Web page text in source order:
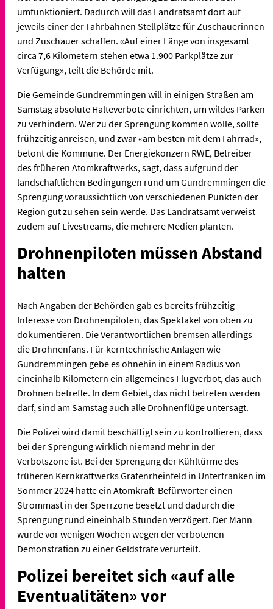
umfunktioniert. Dadurch will das Landratsamt dort auf
jeweils einer der Fahrbahnen Stellplätze für Zuschauerinnen
und Zuschauer schaffen. «Auf einer Länge von insgesamt
circa 7,6 Kilometern stehen etwa 1.900 Parkplätze zur
Verfügung», teilt die Behörde mit.
Die Gemeinde Gundremmingen will in einigen Straßen am
Samstag absolute Halteverbote einrichten, um wildes Parken
zu verhindern. Wer zu der Sprengung kommen wolle, sollte
frühzeitig anreisen, und zwar «am besten mit dem Fahrrad»,
betont die Kommune. Der Energiekonzern RWE, Betreiber
des früheren Atomkraftwerks, sagt, dass aufgrund der
landschaftlichen Bedingungen rund um Gundremmingen die
Sprengung voraussichtlich von verschiedenen Punkten der
Region gut zu sehen sein werde. Das Landratsamt verweist
zudem auf Livestreams, die mehrere Medien planten.
Drohnenpiloten müssen Abstand
halten
Nach Angaben der Behörden gab es bereits frühzeitig
Interesse von Drohnenpiloten, das Spektakel von oben zu
dokumentieren. Die Verantwortlichen bremsen allerdings
die Drohnenfans. Für kerntechnische Anlagen wie
Gundremmingen gebe es ohnehin in einem Radius von
eineinhalb Kilometern ein allgemeines Flugverbot, das auch
Drohnen betreffe. In dem Gebiet, das nicht betreten werden
darf, sind am Samstag auch alle Drohnenflüge untersagt.
Die Polizei wird damit beschäftigt sein zu kontrollieren, dass
bei der Sprengung wirklich niemand mehr in der
Verbotszone ist. Bei der Sprengung der Kühltürme des
früheren Kernkraftwerks Grafenrheinfeld in Unterfranken im
Sommer 2024 hatte ein Atomkraft-Befürworter einen
Strommast in der Sperrzone besetzt und dadurch die
Sprengung rund eineinhalb Stunden verzögert. Der Mann
wurde vor wenigen Wochen wegen der verbotenen
Demonstration zu einer Geldstrafe verurteilt.
Polizei bereitet sich «auf alle
Eventualitäten» vor